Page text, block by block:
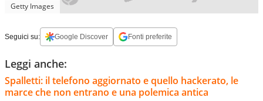
Getty Images
Seguici su: Google Discover Fonti preferite
Leggi anche:
Spalletti: il telefono aggiornato e quello hackerato, le
marce che non entrano e una polemica antica